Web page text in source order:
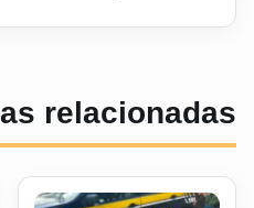
relacionadas